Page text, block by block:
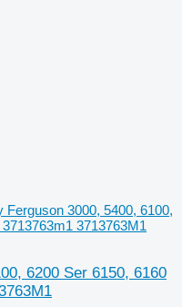
Ferguson 3000, 5400, 6100,
3713763M1
6200 Ser 6150, 6160